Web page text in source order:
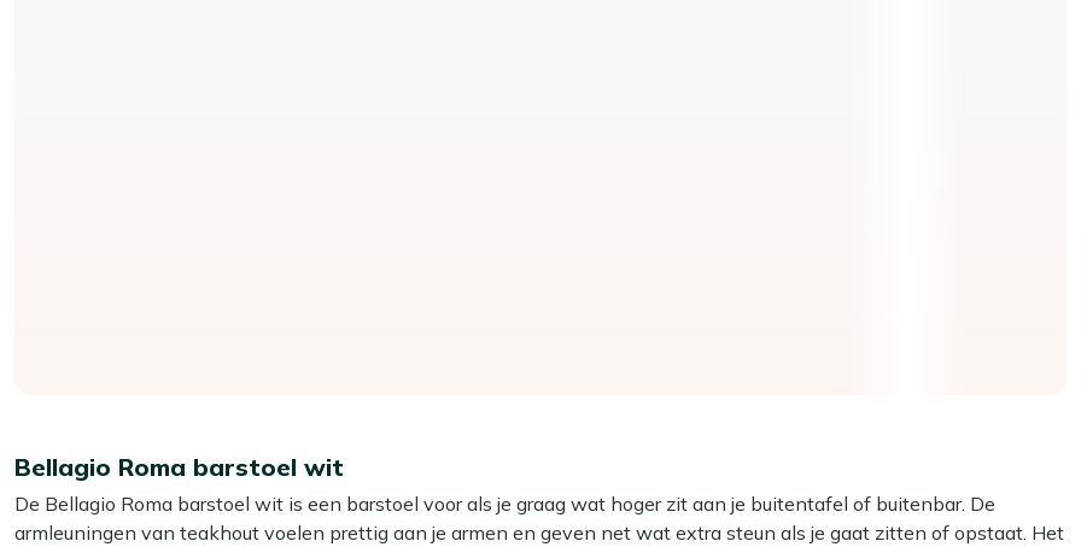
Bellagio Roma barstoel wit
De Bellagio Roma barstoel wit is een barstoel voor als je graag wat hoger zit aan je buitentafel of buitenbar. De
armleuningen van teakhout voelen prettig aan je armen en geven net wat extra steun als je gaat zitten of opstaat. Het